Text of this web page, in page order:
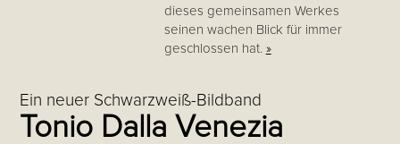
dieses gemeinsamen Werkes
seinen wachen Blick für immer
geschlossen hat. »
Ein neuer Schwarzweiß-Bildband
Tonio Dalla Venezia